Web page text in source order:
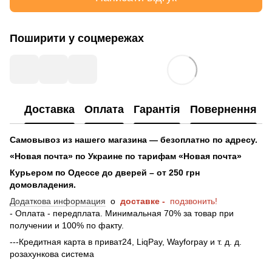
Поширити у соцмережах
Доставка Оплата Гарантія Повернення
Самовывоз из нашего магазина — безоплатно по адресу.
«Новая почта» по Украине по тарифам «Новая почта»
Курьером по Одессе до дверей – от 250 грн
домовладения.
Додаткова информация о доставке - подзвонить!
- Оплата - передплата. Минимальная 70% за товар при
получении и 100% по факту.
---Кредитная карта в приват24, LiqPay, Wayforpay и т. д. д.
розахункова система